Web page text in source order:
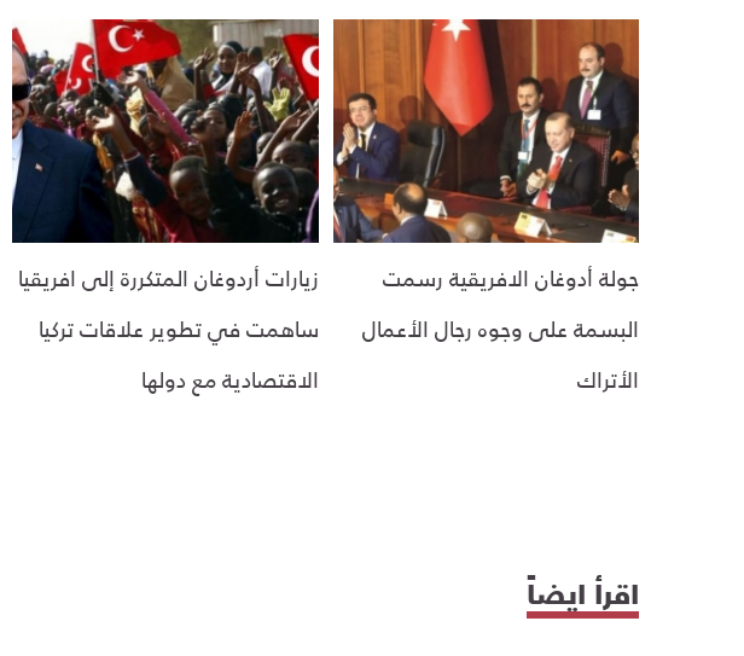
جولة أدوغان الافريقية رسمت
البسمة على وجوه رجال الأعمال
الأتراك
زيارات أردوغان المتكررة إلى افريقيا
ساهمت في تطوير علاقات تركيا
الاقتصادية مع دولها
اقرأ ايضاً